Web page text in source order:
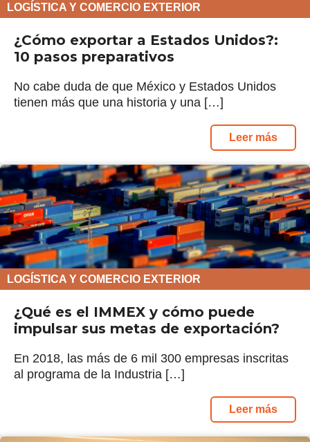
LOGÍSTICA Y COMERCIO EXTERIOR
¿Cómo exportar a Estados Unidos?:
10 pasos preparativos
No cabe duda de que México y Estados Unidos
tienen más que una historia y una […]
Leer más
LOGÍSTICA Y COMERCIO EXTERIOR
¿Qué es el IMMEX y cómo puede
impulsar sus metas de exportación?
En 2018, las más de 6 mil 300 empresas inscritas
al programa de la Industria […]
Leer más